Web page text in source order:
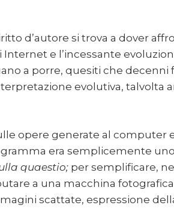
d’autore si trova a dover
e l’incessante
a porre, quesiti che decenni
evolutiva, talvolta
opere generate al computer
era semplicemente
quaestio; per semplificare,
a una macchina
scattate, espressione